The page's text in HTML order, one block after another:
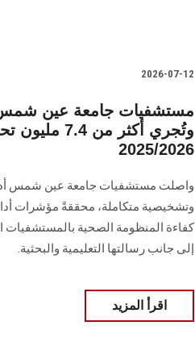
2026-07-12
وتُجري أكثر
2025/2026
واصلت مستشفيات جامعة عين شمس
كفاءة المنظومة الصحية بالمستشفيات
إلى جانب رسالتها التعليمية والبحثية.
اقرأ المزيد